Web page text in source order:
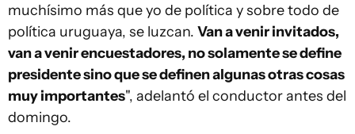
muchísimo más que yo de política y sobre todo de
política uruguaya, se luzcan. Van a venir invitados,
van a venir encuestadores, no solamente se define
presidente sino que se definen algunas otras cosas
muy importantes", adelantó el conductor antes del
domingo.